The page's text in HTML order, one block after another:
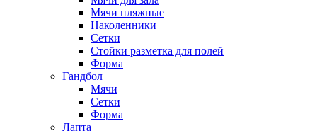
Мячи пляжные
Наколенники
Сетки
Стойки разметка для полей
Форма
Гандбол
Мячи
Сетки
Форма
Лапта